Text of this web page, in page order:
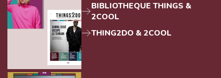
BIBLIOTHEQUE THINGS &
2COOL
THING2DO & 2COOL